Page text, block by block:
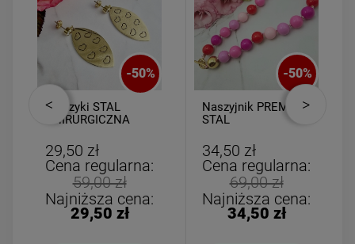
-50%
Kolczyki STAL
CHIRURGICZNA
serca
29,50 zł
Cena regularna:
59,00 zł
Najniższa cena:
29,50 zł
-50%
Naszyjnik PREMIUM
STAL
kulki kolorowe
34,50 zł
Cena regularna:
69,00 zł
Najniższa cena:
34,50 zł